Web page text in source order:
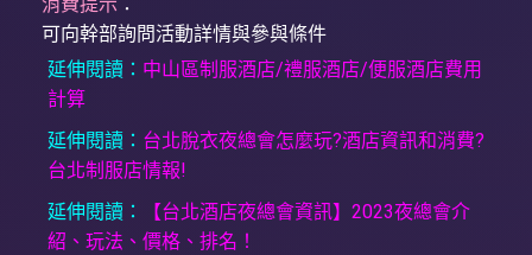
消費提示 ：
可向幹部詢問活動詳情與參與條件
延伸閱讀： 中山區制服酒店/禮服酒店/便服酒店費用
計算
延伸閱讀： 台北脫衣夜總會怎麼玩?酒店資訊和消費?
台北制服店情報!
延伸閱讀：
【台北酒店夜總會資訊】2023夜總會介
紹、玩法、價格、排名！